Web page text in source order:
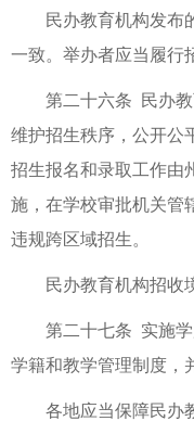
民办教育机构发布的
一致。举办者应当履行
第二十六条 民办教
维护招生秩序，公开公
招生报名和录取工作由
施，在学校审批机关管
违规跨区域招生。
民办教育机构招收境
第二十七条 实施学
学籍和教学管理制度，
各地应当保障民办教